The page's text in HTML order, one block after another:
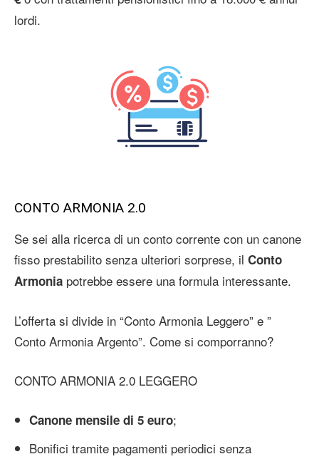
lordi.
CONTO ARMONIA 2.0
Se sei alla ricerca di un conto corrente con un canone
fisso prestabilito senza ulteriori sorprese, il Conto
Armonia potrebbe essere una formula interessante.
L’offerta si divide in “Conto Armonia Leggero” e ”
Conto Armonia Argento”. Come si comporranno?
CONTO ARMONIA 2.0 LEGGERO
Canone mensile di 5 euro;
Bonifici tramite pagamenti periodici senza